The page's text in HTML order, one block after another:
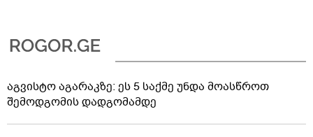
აგვისტო აგარაკზე: ეს 5 საქმე უნდა მოასწროთ
შემოდგომის დადგომამდე